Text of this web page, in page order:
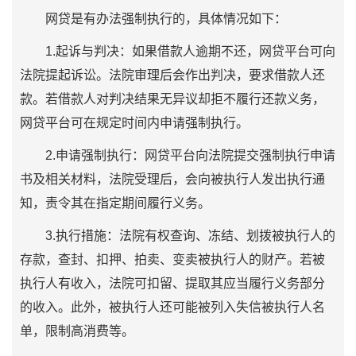
网贷是有办法强制执行的，具体情况如下：
1.起诉与判决：如果借款人逾期不还，网贷平台可向
法院提起诉讼。法院审理后会作出判决，要求借款人还
款。若借款人对判决结果无异议却拒不履行还款义务，
网贷平台可在规定时间内申请强制执行。
2.申请强制执行：网贷平台向法院提交强制执行申请
书及相关材料，法院受理后，会向被执行人发出执行通
知，责令其在指定期间履行义务。
3.执行措施：法院有权查询、冻结、划拨被执行人的
存款，查封、扣押、拍卖、变卖被执行人的财产。若被
执行人有收入，法院可扣留、提取其应当履行义务部分
的收入。此外，被执行人还可能被列入失信被执行人名
单，限制高消费等。